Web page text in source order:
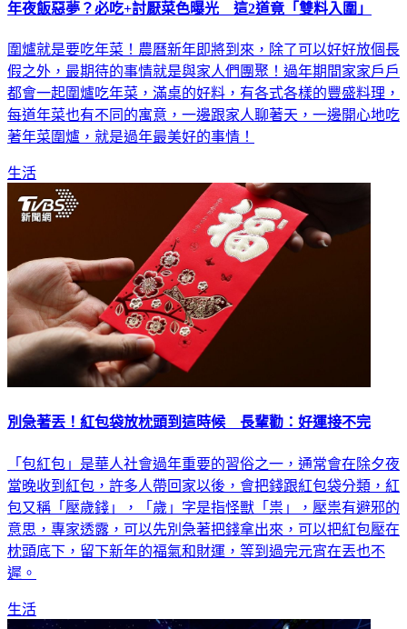
年夜飯惡夢？必吃+討厭菜色曝光 這2道竟「雙料入圍」
圍爐就是要吃年菜！農曆新年即將到來，除了可以好好放個長
假之外，最期待的事情就是與家人們團聚！過年期間家家戶戶
都會一起圍爐吃年菜，滿桌的好料，有各式各樣的豐盛料理，
每道年菜也有不同的寓意，一邊跟家人聊著天，一邊開心地吃
著年菜圍爐，就是過年最美好的事情！
生活
別急著丟！紅包袋放枕頭到這時候 長輩勸：好運接不完
「包紅包」是華人社會過年重要的習俗之一，通常會在除夕夜
當晚收到紅包，許多人帶回家以後，會把錢跟紅包袋分類，紅
包又稱「壓歲錢」，「歲」字是指怪獸「祟」，壓祟有避邪的
意思，專家透露，可以先別急著把錢拿出來，可以把紅包壓在
枕頭底下，留下新年的福氣和財運，等到過完元宵在丟也不
遲。
生活